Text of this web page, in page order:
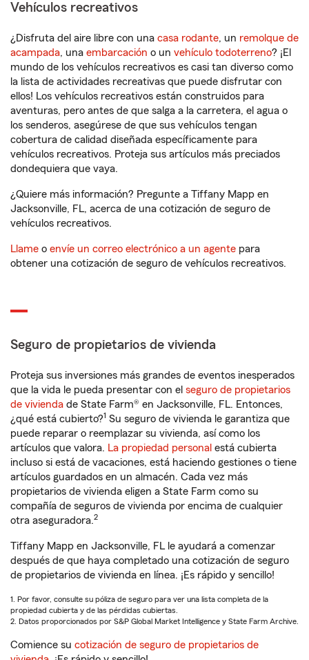
Vehículos recreativos
¿Disfruta del aire libre con una casa rodante, un remolque de
acampada, una embarcación o un vehículo todoterreno? ¡El
mundo de los vehículos recreativos es casi tan diverso como
la lista de actividades recreativas que puede disfrutar con
ellos! Los vehículos recreativos están construidos para
aventuras, pero antes de que salga a la carretera, el agua o
los senderos, asegúrese de que sus vehículos tengan
cobertura de calidad diseñada específicamente para
vehículos recreativos. Proteja sus artículos más preciados
dondequiera que vaya.
¿Quiere más información? Pregunte a Tiffany Mapp en
Jacksonville, FL, acerca de una cotización de seguro de
vehículos recreativos.
Llame o envíe un correo electrónico a un agente para
obtener una cotización de seguro de vehículos recreativos.
Seguro de propietarios de vivienda
Proteja sus inversiones más grandes de eventos inesperados
que la vida le pueda presentar con el seguro de propietarios
de vivienda de State Farm® en Jacksonville, FL. Entonces,
¿qué está cubierto?1 Su seguro de vivienda le garantiza que
puede reparar o reemplazar su vivienda, así como los
artículos que valora. La propiedad personal está cubierta
incluso si está de vacaciones, está haciendo gestiones o tiene
artículos guardados en un almacén. Cada vez más
propietarios de vivienda eligen a State Farm como su
compañía de seguros de vivienda por encima de cualquier
otra aseguradora.2
Tiffany Mapp en Jacksonville, FL le ayudará a comenzar
después de que haya completado una cotización de seguro
de propietarios de vivienda en línea. ¡Es rápido y sencillo!
1. Por favor, consulte su póliza de seguro para ver una lista completa de la
propiedad cubierta y de las pérdidas cubiertas.
2. Datos proporcionados por S&P Global Market Intelligence y State Farm Archive.
Comience su cotización de seguro de propietarios de